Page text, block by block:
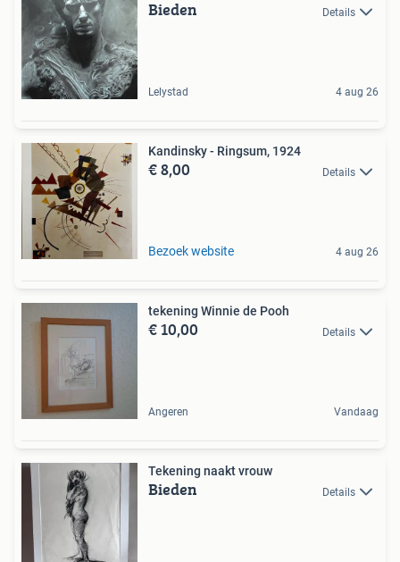
Bieden Details
Lelystad 4 aug 26
Kandinsky - Ringsum, 1924
€ 8,00 Details
Bezoek website 4 aug 26
tekening Winnie de Pooh
€ 10,00 Details
Angeren Vandaag
Tekening naakt vrouw
Bieden Details